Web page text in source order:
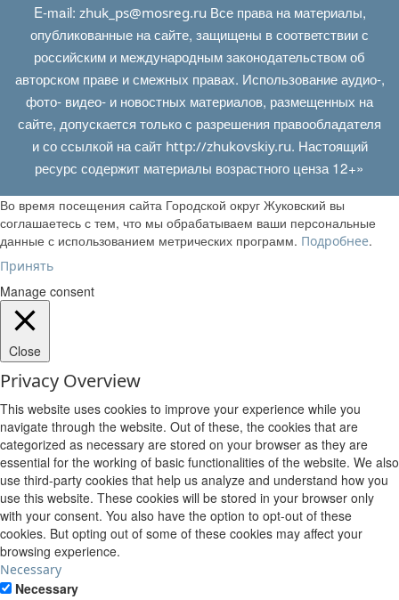
E‑mail: zhuk_ps@mosreg.ruВсе права на материалы,
опубликованные на сайте, защищены в соответствии с
российским и международным законодательством об
авторском праве и смежных правах. Использование аудио-,
фото- видео- и новостных материалов, размещенных на
сайте, допускается только с разрешения правообладателя
и со ссылкой на сайт http://zhukovskiy.ru. Настоящий
ресурс содержит материалы возрастного ценза 12+»
Во время посещения сайта Городской округ Жуковский вы
соглашаетесь с тем, что мы обрабатываем ваши персональные
данные с использованием метрических программ. Подробнее.
Принять
Manage consent
Close
Privacy Overview
This website uses cookies to improve your experience while you
navigate through the website. Out of these, the cookies that are
categorized as necessary are stored on your browser as they are
essential for the working of basic functionalities of the website. We also
use third-party cookies that help us analyze and understand how you
use this website. These cookies will be stored in your browser only
with your consent. You also have the option to opt-out of these
cookies. But opting out of some of these cookies may affect your
browsing experience.
Necessary
Necessary